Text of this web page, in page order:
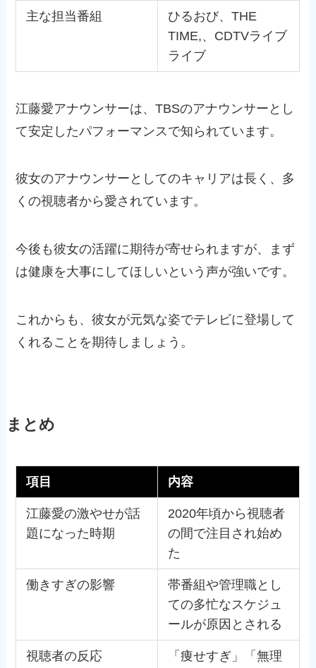
主な担当番組
ひるおび、THE
TIME,、CDTVライブ
ライブ
江藤愛アナウンサーは、TBSのアナウンサーとし
て安定したパフォーマンスで知られています。
彼女のアナウンサーとしてのキャリアは長く、多
くの視聴者から愛されています。
今後も彼女の活躍に期待が寄せられますが、まず
は健康を大事にしてほしいという声が強いです。
これからも、彼女が元気な姿でテレビに登場して
くれることを期待しましょう。
まとめ
項目 内容
江藤愛の激やせが話
題になった時期
2020年頃から視聴者
の間で注目され始め
た
働きすぎの影響
帯番組や管理職とし
ての多忙なスケジュ
ールが原因とされる
視聴者の反応
「痩せすぎ」「無理